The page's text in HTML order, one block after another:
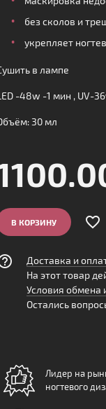
без сколов и
укрепляет
в лампе
-48w -1 мин , UV-
30 мл
В КОРЗИНУ favorite_border
Доставка и
На этот товар
Условия обмена
Остались
Лидер на
ногтевого